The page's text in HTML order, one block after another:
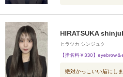
HIRATSUKA
ヒラツカ シンジュク
【指名料￥330】eyebrow＆
絶対かっこいい眉にし